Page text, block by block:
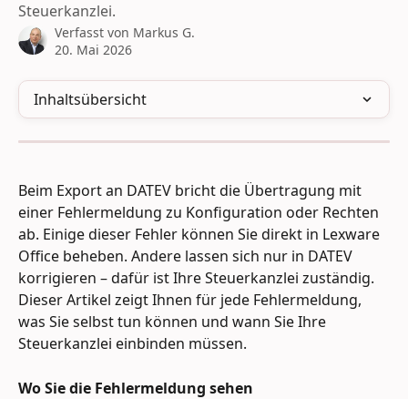
Steuerkanzlei.
Verfasst von Markus G.
20. Mai 2026
Inhaltsübersicht
Beim Export an DATEV bricht die Übertragung mit
einer Fehlermeldung zu Konfiguration oder Rechten
ab. Einige dieser Fehler können Sie direkt in Lexware
Office beheben. Andere lassen sich nur in DATEV
korrigieren – dafür ist Ihre Steuerkanzlei zuständig.
Dieser Artikel zeigt Ihnen für jede Fehlermeldung,
was Sie selbst tun können und wann Sie Ihre
Steuerkanzlei einbinden müssen.
Wo Sie die Fehlermeldung sehen